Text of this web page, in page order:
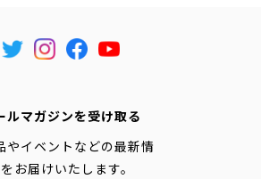
ルマガジンを受け取る
やイベントなどの最新情
お届けいたします。